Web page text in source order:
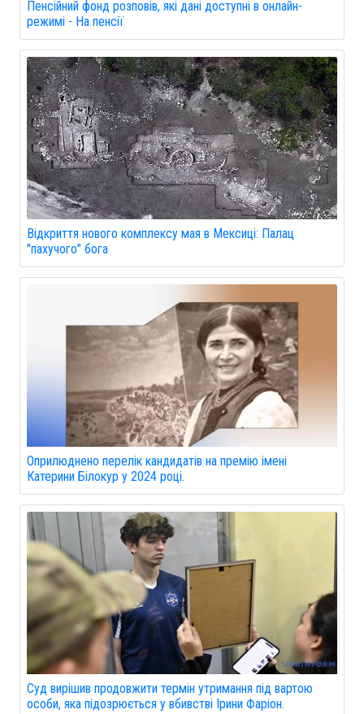
Пенсійний фонд розповів, які дані доступні в онлайн-
режимі - На пенсії
Відкриття нового комплексу мая в Мексиці: Палац
"пахучого" бога
Оприлюднено перелік кандидатів на премію імені
Катерини Білокур у 2024 році.
Суд вирішив продовжити термін утримання під вартою
особи, яка підозрюється у вбивстві Ірини Фаріон.